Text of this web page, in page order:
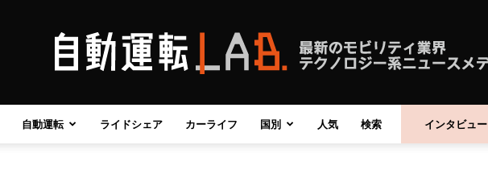
自
自動運転 ライドシェア カーライフ 国別 人気 検索 インタビュー